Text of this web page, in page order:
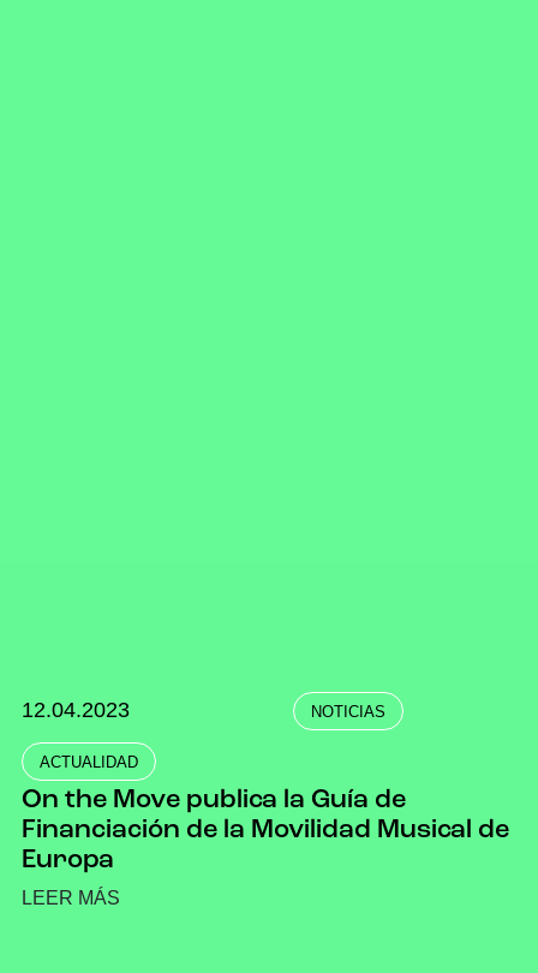
12.04.2023 NOTICIAS
ACTUALIDAD
On the Move publica la Guía de
Financiación de la Movilidad Musical de
Europa
LEER MÁS